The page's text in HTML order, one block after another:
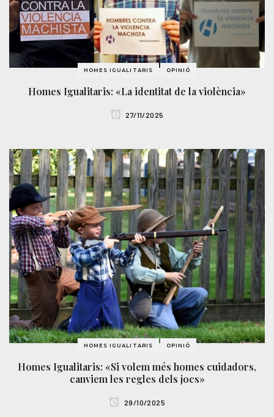
HOMES IGUALITARIS OPINIÓ
Homes Igualitaris: «La identitat de la violència»
27/11/2025
HOMES IGUALITARIS OPINIÓ
Homes Igualitaris: «Si volem més homes cuidadors,
canviem les regles dels jocs»
29/10/2025